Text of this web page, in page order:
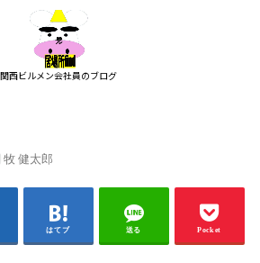
関西ビルメン会社員のブログ
牧 健太郎
はてブ 送る Pocket